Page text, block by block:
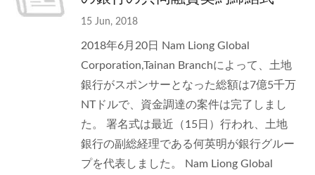
15 Jun, 2018
2018年6月20日 Nam Liong Global
Corporation,Tainan Branchによって、土地
銀行がスポンサーとなった総額は7億5千万
NTドルで、資金調達の案件は完了しまし
た。 署名式は最近（15日）行われ、土地
銀行の副総経理である何英明が銀行グルー
プを代表しました。 Nam Liong Global